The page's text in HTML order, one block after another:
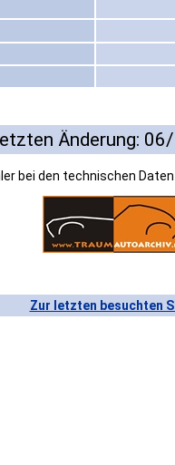
Änderung:
bei den technischen
Zur letzten besuchten